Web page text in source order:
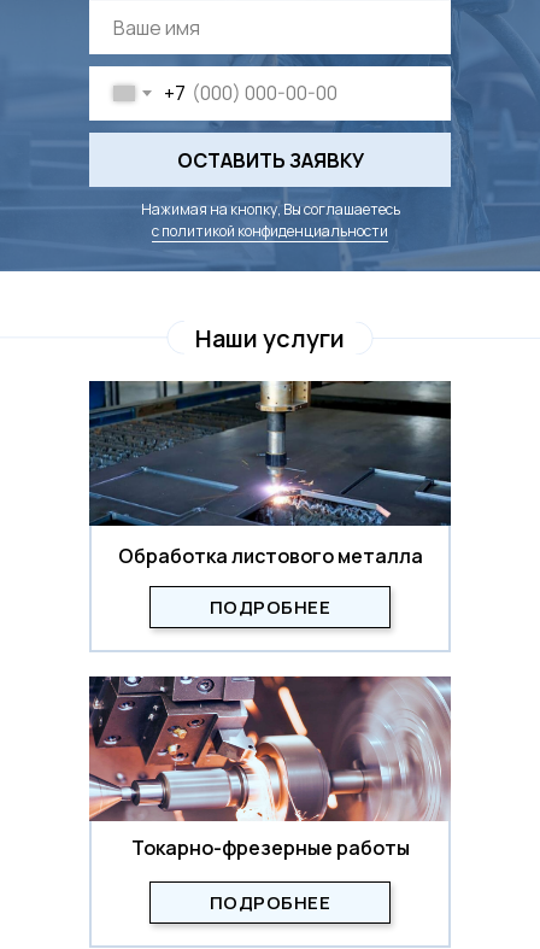
+7
ОСТАВИТЬ ЗАЯВКУ
Нажимая на кнопку, Вы соглашаетесь
с политикой конфиденциальности
Наши услуги
Обработка листового металла
ПОДРОБНЕЕ
Токарно-фрезерные работы
ПОДРОБНЕЕ